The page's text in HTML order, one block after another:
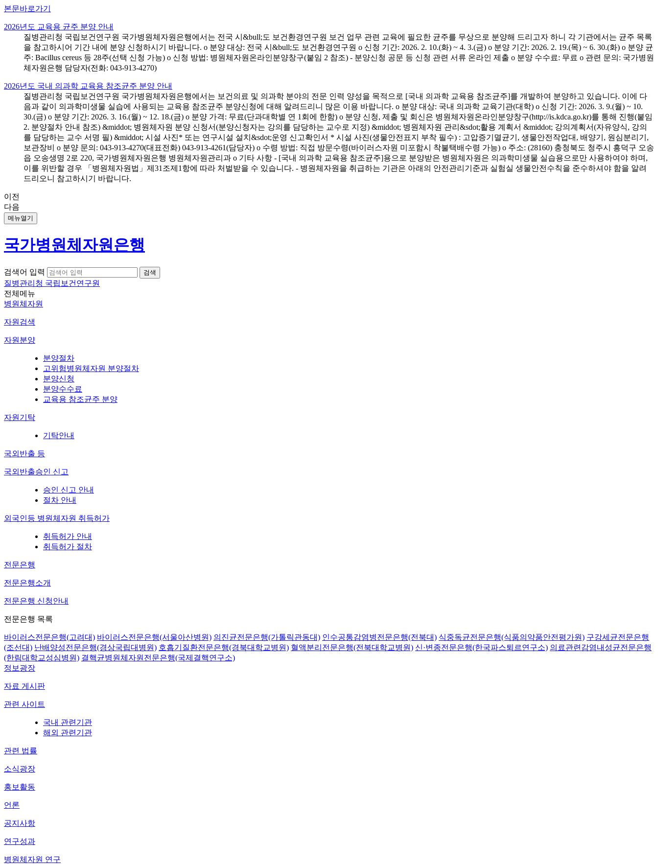
본문바로가기
2026년도 교육용 균주 분양 안내
질병관리청 국립보건연구원 국가병원체자원은행에서는 전국 시&bull;도 보건환경연구원 보건 업무 관련 교육에 필요한 균주를 무상으로 분양해 드리고자 하니 각 기관에서는 균주 목록
을 참고하시어 기간 내에 분양 신청하시기 바랍니다. o 분양 대상: 전국 시&bull;도 보건환경연구원 o 신청 기간: 2026. 2. 10.(화) ~ 4. 3.(금) o 분양 기간: 2026. 2. 19.(목) ~ 6. 30.(화) o 분양 균
주: Bacillus cereus 등 28주(선택 신청 가능) o 신청 방법: 병원체자원온라인분양창구(붙임 2 참조) - 분양신청 공문 등 신청 관련 서류 온라인 제출 o 분양 수수료: 무료 o 관련 문의: 국가병원
체자원은행 담당자(전화: 043-913-4270)
2026년도 국내 의과학 교육용 참조균주 분양 안내
질병관리청 국립보건연구원 국가병원체자원은행에서는 보건의료 및 의과학 분야의 전문 인력 양성을 목적으로 [국내 의과학 교육용 참조균주]를 개발하여 분양하고 있습니다. 이에 다
음과 같이 의과학미생물 실습에 사용되는 교육용 참조균주 분양신청에 대해 알려드리니 많은 이용 바랍니다. o 분양 대상: 국내 의과학 교육기관(대학) o 신청 기간: 2026. 3. 9.(월) ~ 10.
30.(금) o 분양 기간: 2026. 3. 16.(월) ~ 12. 18.(금) o 분양 가격: 무료(단과대학별 연 1회에 한함) o 분양 신청, 제출 및 회신은 병원체자원온라인분양창구(http://is.kdca.go.kr)를 통해 진행(붙임
2. 분양절차 안내 참조) &middot; 병원체자원 분양 신청서(분양신청자는 강의를 담당하는 교수로 지정) &middot; 병원체자원 관리&sdot;활용 계획서 &middot; 강의계획서(자유양식, 강의
를 담당하는 교수 서명 필) &middot; 시설 사진* 또는 연구시설 설치&sdot;운영 신고확인서 * 시설 사진(생물안전표지 부착 필수) : 고압증기멸균기, 생물안전작업대, 배양기, 원심분리기,
보관장비 o 분양 문의: 043-913-4270(대표전화) 043-913-4261(담당자) o 수령 방법: 직접 방문수령(바이러스자원 미포함시 착불택배수령 가능) o 주소: (28160) 충청북도 청주시 흥덕구 오송
읍 오송생명 2로 220, 국가병원체자원은행 병원체자원관리과 o 기타 사항 - [국내 의과학 교육용 참조균주]용으로 분양받은 병원체자원은 의과학미생물 실습용으로만 사용하여야 하며,
이를 위반할 경우 「병원체자원법」제31조제1항에 따라 처벌받을 수 있습니다. - 병원체자원을 취급하는 기관은 아래의 안전관리기준과 실험실 생물안전수칙을 준수하셔야 함을 알려
드리오니 참고하시기 바랍니다.
이전
다음
메뉴열기
국가병원체자원은행
검색어 입력
질병관리청 국립보건연구원
전체메뉴
병원체자원
자원검색
자원분양
분양절차
고위험병원체자원 분양절차
분양신청
분양수수료
교육용 참조균주 분양
자원기탁
기탁안내
국외반출 등
국외반출승인 신고
승인 신고 안내
절차 안내
외국인등 병원체자원 취득허가
취득허가 안내
취득허가 절차
전문은행
전문은행소개
전문은행 신청안내
전문은행 목록
바이러스전문은행(고려대) 바이러스전문은행(서울아산병원) 의진균전문은행(가톨릭관동대) 인수공통감염병전문은행(전북대) 식중독균전문은행(식품의약품안전평가원) 구강세균전문은행
(조선대) 난배양성전문은행(경상국립대병원) 호흡기질환전문은행(경북대학교병원) 혈액분리전문은행(전북대학교병원) 신·변종전문은행(한국파스퇴르연구소) 의료관련감염내성균전문은행
(한림대학교성심병원) 결핵균병원체자원전문은행(국제결핵연구소)
정보광장
자료 게시판
관련 사이트
국내 관련기관
해외 관련기관
관련 법률
소식광장
홍보활동
언론
공지사항
연구성과
병원체자원 연구